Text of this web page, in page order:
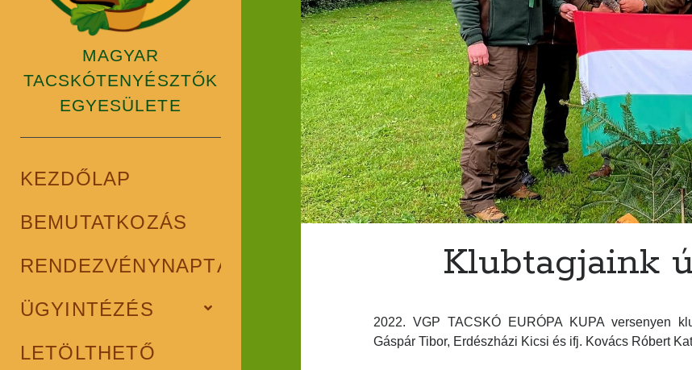
MAGYAR
TACSKÓTENYÉSZTŐK
EGYESÜLETE
KEZDŐLAP
BEMUTATKOZÁS
RENDEZVÉNYNAPTÁR
ÜGYINTÉZÉS
open
LETÖLTHETŐ
Klubtagjaink
2022. VGP TACSKÓ EURÓPA KUPA versenyen
Gáspár Tibor, Erdészházi Kicsi és ifj. Kovács Róbert